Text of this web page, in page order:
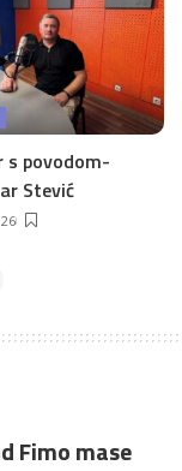
s povodom-
Stević
Fimo mase